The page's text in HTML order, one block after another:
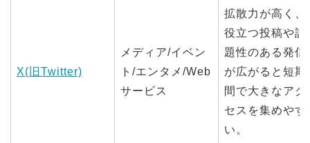
X(旧Twitter)
メディア/イベン
ト/エンタメ/Web
サービス
拡散力が高く、
役立つ投稿や話
題性のある発信
が広がると短期
間で大きなアク
セスを集めやす
い。